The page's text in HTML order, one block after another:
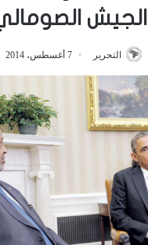
الجيش
التحرير 7 أغسطس، 2014